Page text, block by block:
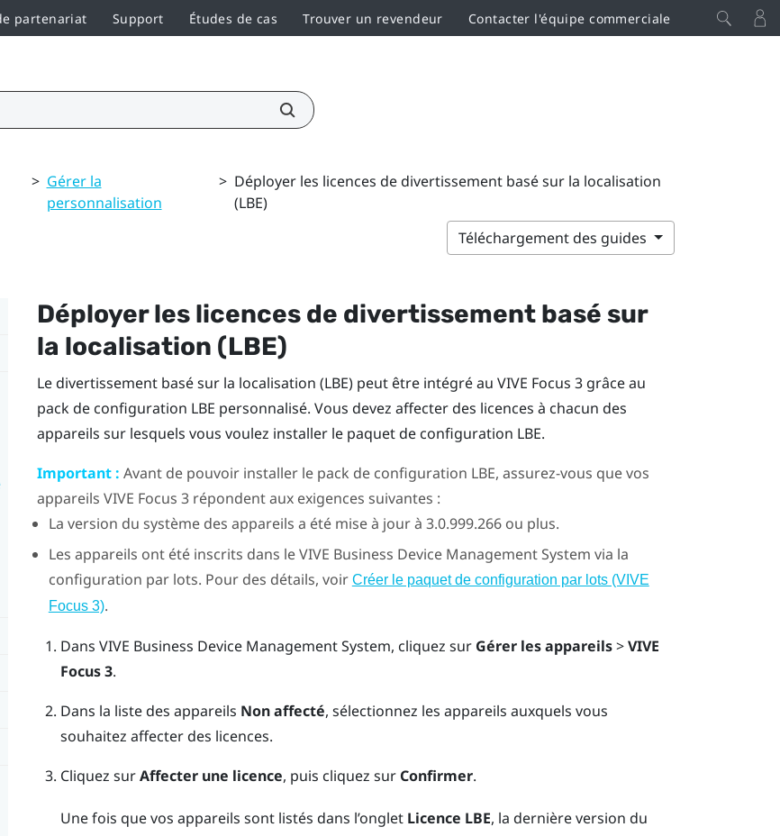
partenariat Support Études de cas Trouver un revendeur Contacter l'équipe commerciale
> Gérer la
personnalisation
> Déployer les licences de divertissement basé sur la localisation
(LBE)
Téléchargement des guides
Déployer les licences de divertissement basé sur
la localisation (LBE)
Le divertissement basé sur la localisation (LBE) peut être intégré au VIVE Focus 3 grâce au
pack de configuration LBE personnalisé. Vous devez affecter des licences à chacun des
appareils sur lesquels vous voulez installer le paquet de configuration LBE.
Important : Avant de pouvoir installer le pack de configuration LBE, assurez-vous que vos
appareils VIVE Focus 3 répondent aux exigences suivantes :
La version du système des appareils a été mise à jour à 3.0.999.266 ou plus.
Les appareils ont été inscrits dans leVIVE Business Device Management System via la
configuration par lots. Pour des détails, voir Créer le paquet de configuration par lots (VIVE
Focus 3).
Dans VIVE Business Device Management System, cliquez sur Gérer les appareils>VIVE
Focus 3.
Dans la liste des appareils Non affecté, sélectionnez les appareils auxquels vous
souhaitez affecter des licences.
Cliquez surAffecter une licence, puis cliquez sur Confirmer.
Une fois que vos appareils sont listés dans l’onglet Licence LBE, la dernière version du